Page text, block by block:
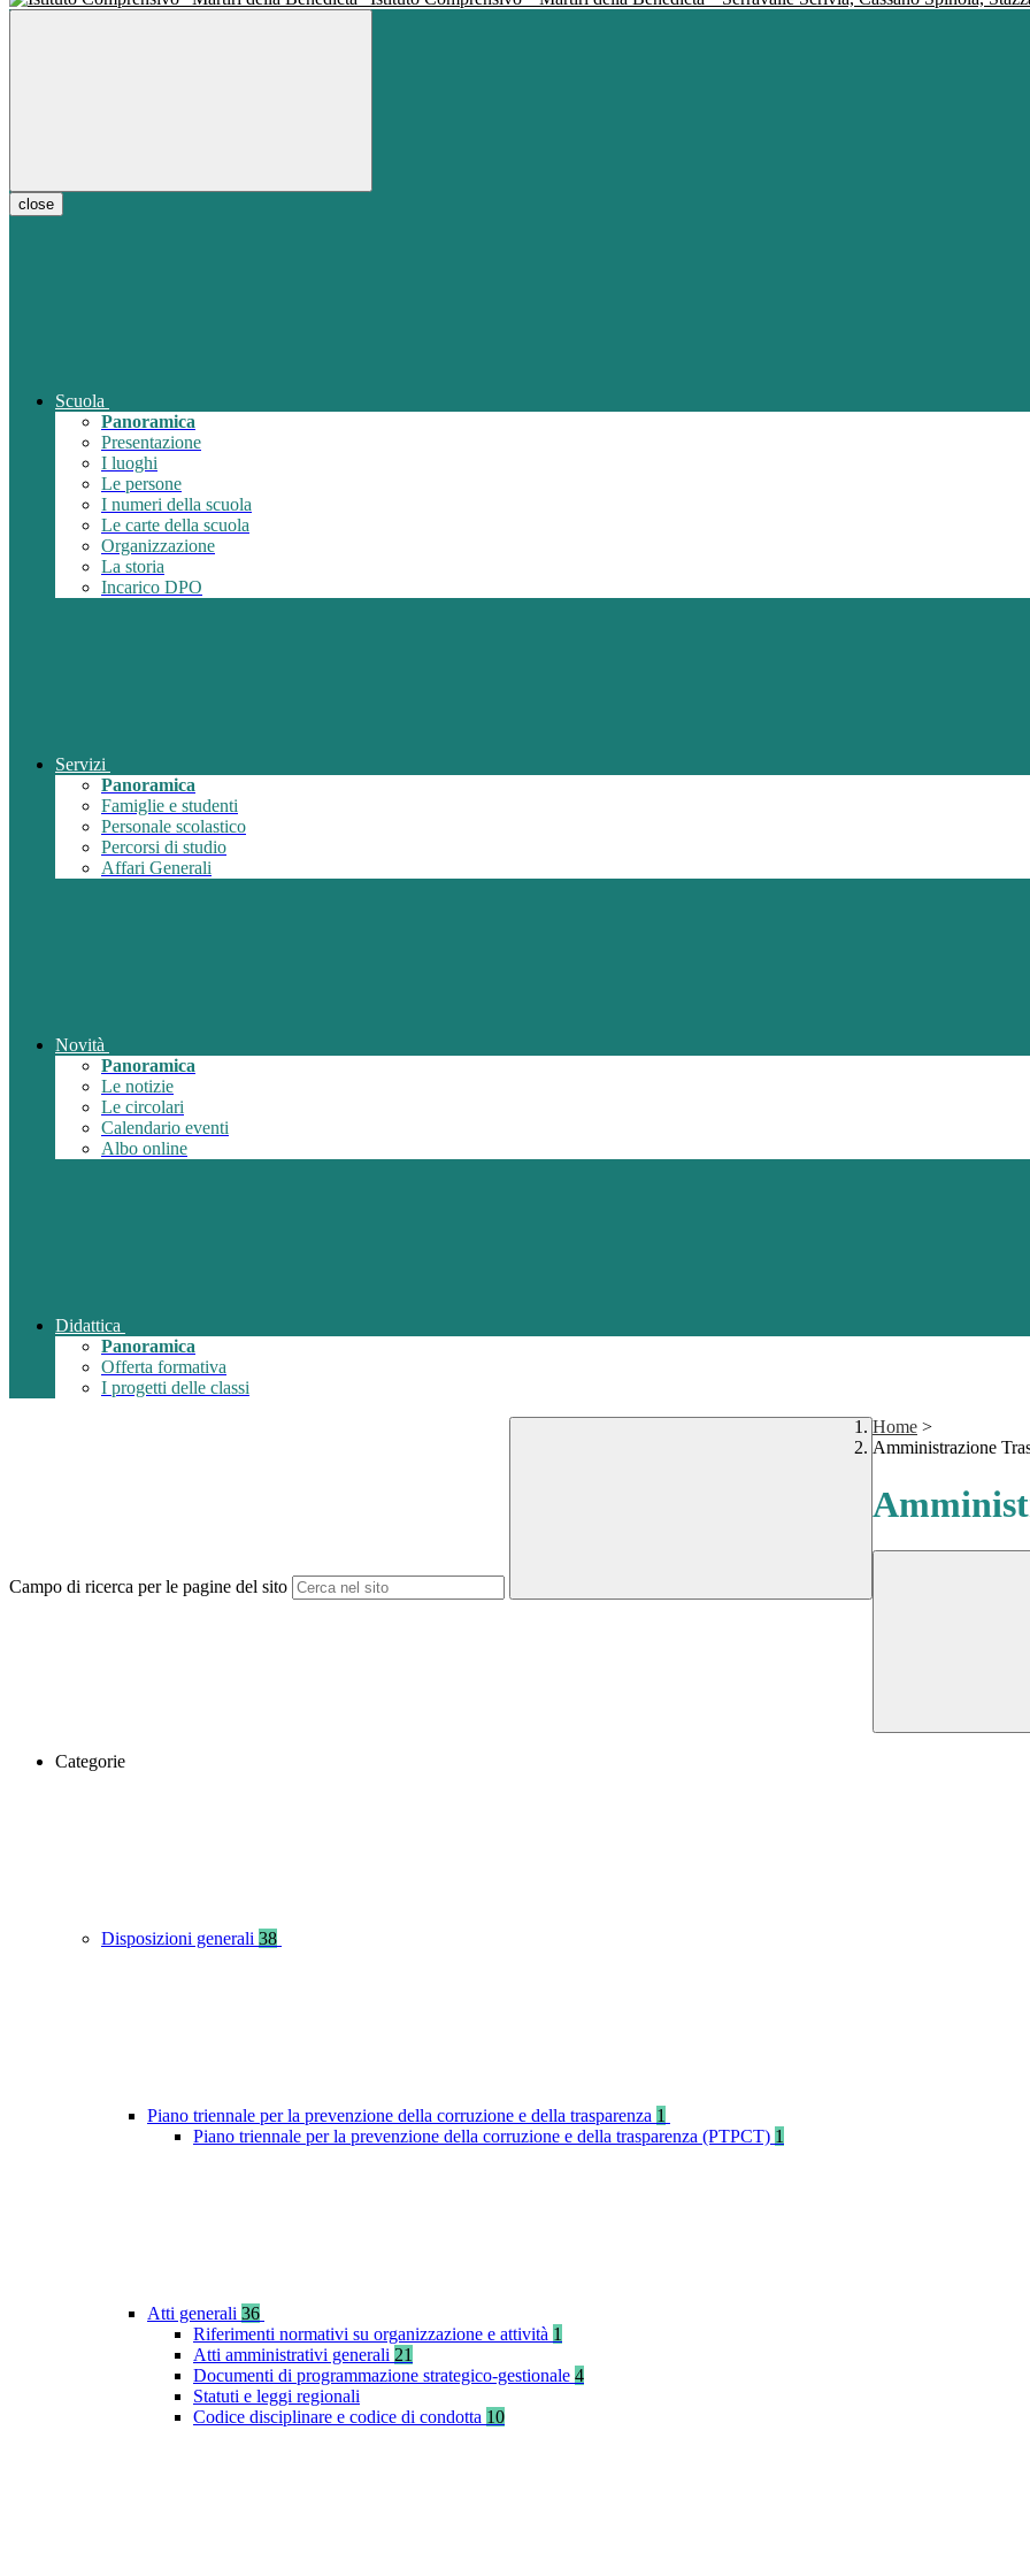
close
Scuola
Panoramica
Presentazione
I luoghi
Le persone
I numeri della scuola
Le carte della scuola
Organizzazione
La storia
Incarico DPO
Servizi
Panoramica
Famiglie e studenti
Personale scolastico
Percorsi di studio
Affari Generali
Novità
Panoramica
Le notizie
Le circolari
Calendario eventi
Albo online
Didattica
Panoramica
Offerta formativa
I progetti delle classi
Campo di ricerca per le pagine del sito
Home >
Amministrazione
Categorie
Disposizioni generali 38
Piano triennale per la prevenzione della corruzione e della trasparenza 1
Piano triennale per la prevenzione della corruzione e della trasparenza (PTPCT) 1
Atti generali 36
Riferimenti normativi su organizzazione e attività 1
Atti amministrativi generali 21
Documenti di programmazione strategico-gestionale 4
Statuti e leggi regionali
Codice disciplinare e codice di condotta 10